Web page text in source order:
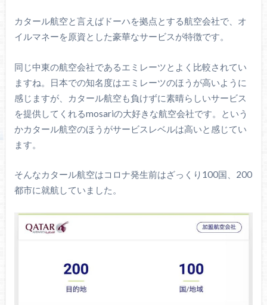
カタール航空と言えばドーハを拠点とする航空会社で、オ
イルマネーを原資とした豪華なサービスが特徴です。
同じ中東の航空会社であるエミレーツとよく比較されてい
ますね。日本での知名度はエミレーツのほうが高いように
感じますが、カタール航空も負けずに素晴らしいサービス
を提供してくれるmosariの大好きな航空会社です。という
かカタール航空のほうがサービスレベルは高いと感じてい
ます。
そんなカタール航空はコロナ発生前はざっくり100国、200
都市に就航していました。